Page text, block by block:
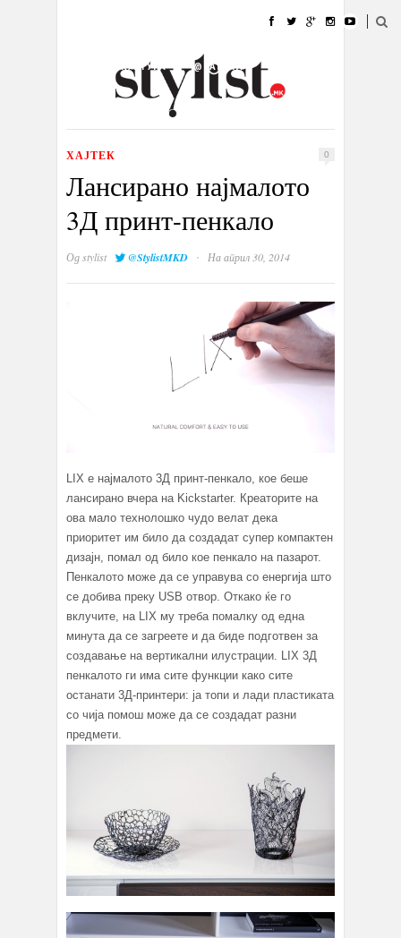
УБАВИНА
КУЛТУРА @РАБОТА
ИЗЛОГ
ХАЈТЕК 0
Лансирано најмалото
3Д принт-пенкало
Одstylist @StylistMKD · На април 30, 2014
LIX е најмалото 3Д принт-пенкало, кое беше
лансирано вчера на Kickstarter. Креаторите на
ова мало технолошко чудо велат дека
приоритет им било да создадат супер компактен
дизајн, помал од било кое пенкало на пазарот.
Пенкалото може да се управува со енергија што
се добива преку USB отвор. Откако ќе го
вклучите, на LIX му треба помалку од една
минута да се загреете и да биде подготвен за
создавање на вертикални илустрации. LIX 3Д
пенкалото ги има сите функции како сите
останати 3Д-принтери: ја топи и лади пластиката
со чија помош може да се создадат разни
предмети.